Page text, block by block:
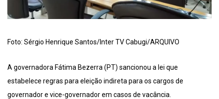
Foto: Sérgio Henrique Santos/Inter TV Cabugi/ARQUIVO
A governadora Fátima Bezerra (PT) sancionou a lei que
estabelece regras para eleição indireta para os cargos de
governador e vice-governador em casos de vacância.